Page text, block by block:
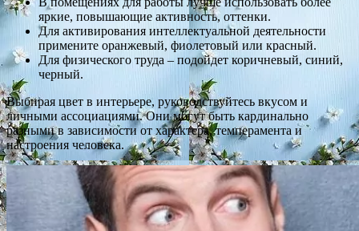
яркие, повышающие активность, оттенки.
Для активирования интеллектуальной деятельности
примените оранжевый, фиолетовый или красный.
Для физического труда – подойдет коричневый, синий,
черный.
Выбирая цвет в интерьере, руководствуйтесь вкусом и
личными ассоциациями. Они могут быть кардинально
разными в зависимости от характера, темперамента и
настроения человека.